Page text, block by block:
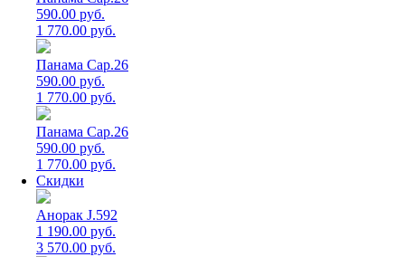
590.00 руб.
1 770.00 руб.
Панама Cap.26
590.00 руб.
1 770.00 руб.
Панама Cap.26
590.00 руб.
1 770.00 руб.
Скидки
Анорак J.592
1 190.00 руб.
3 570.00 руб.